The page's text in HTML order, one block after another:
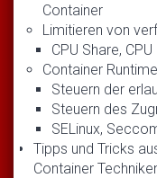
Container
Limitieren von
CPU Share,
Container
Steuern der
Steuern des
SELinux,
Tipps und Tricks
Container